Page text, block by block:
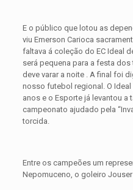
E o público que lotou as
viu Emerson Carioca
faltava á coleção do EC Ideal
será pequena para a festa
deve varar a noite . A final foi
nosso futebol regional. O
anos e o Esporte já levantou a
campeonato ajudado pela
torcida.
Entre os campeões um
Nepomuceno, o goleiro Jouser